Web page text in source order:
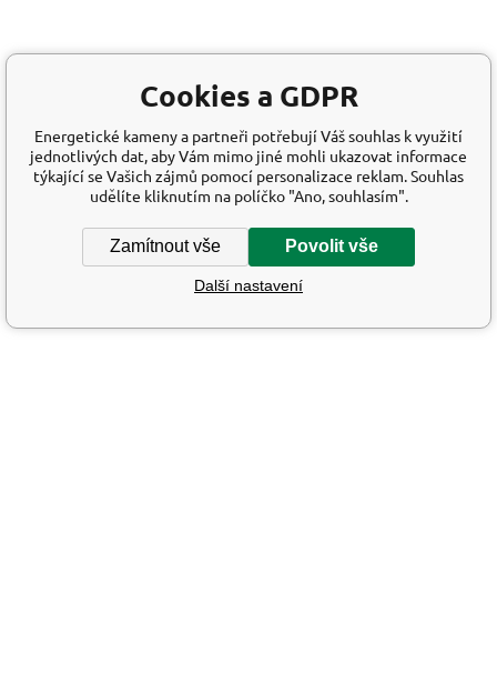
Cookies a GDPR
Energetické kameny a partneři potřebují Váš souhlas k využití
jednotlivých dat, aby Vám mimo jiné mohli ukazovat informace
týkající se Vašich zájmů pomocí personalizace reklam. Souhlas
udělíte kliknutím na políčko "Ano, souhlasím".
Zamítnout vše Povolit vše
Další nastavení